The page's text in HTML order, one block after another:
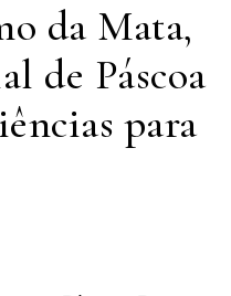
da Mata,
de Páscoa
para